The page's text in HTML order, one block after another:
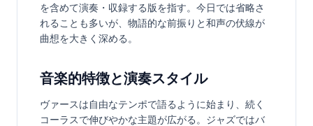
を含めて演奏・収録する版を指す。今日では省略さ
れることも多いが、物語的な前振りと和声の伏線が
曲想を大きく深める。
音楽的特徴と演奏スタイル
ヴァースは自由なテンポで語るように始まり、続く
コーラスで伸びやかな主題が広がる。ジャズではバ